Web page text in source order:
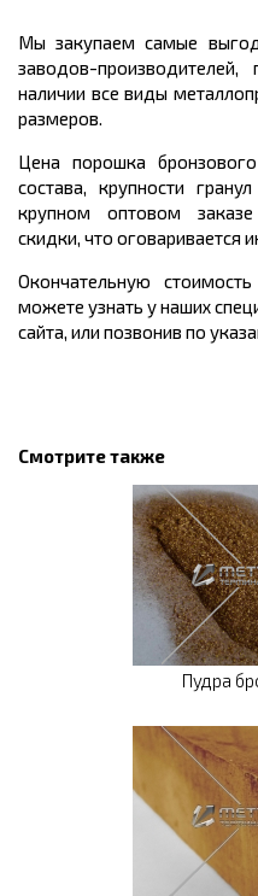
Мы закупаем самые
заводов-
наличии все виды
размеров.
Цена порошка
состава, крупности
крупном оптовом
скидки, что оговаривается
Окончательную
можете узнать у наших
сайта, или позвонив по
Смотрите также
Пудра